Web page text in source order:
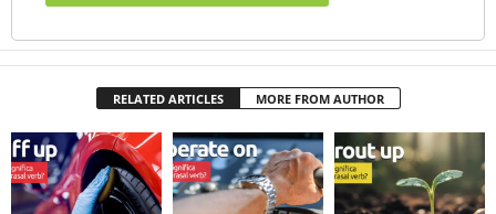
RELATED ARTICLES MORE FROM AUTHOR